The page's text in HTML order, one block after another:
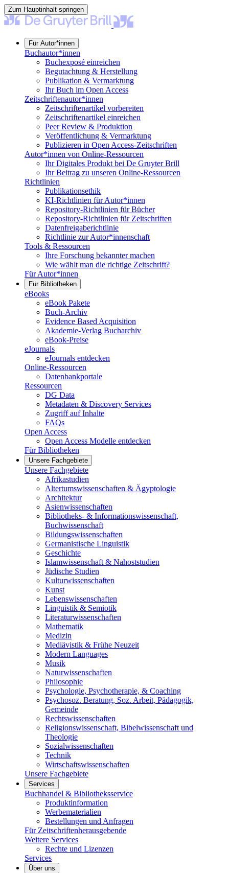
Zum Hauptinhalt springen
Für Autor*innen
Buchautor*innen
Buchexposé einreichen
Begutachtung & Herstellung
Publikation & Vermarktung
Ihr Buch im Open Access
Zeitschriftenautor*innen
Zeitschriftenartikel vorbereiten
Zeitschriftenartikel einreichen
Peer Review & Produktion
Veröffentlichung & Vermarktung
Publizieren in Open Access-Zeitschriften
Autor*innen von Online-Ressourcen
Ihr Digitales Produkt bei De Gruyter Brill
Ihr Beitrag zu unseren Online-Ressourcen
Richtlinien
Publikationsethik
KI-Richtlinien für Autor*innen
Repository-Richtlinien für Bücher
Repository-Richtlinien für Zeitschriften
Datenfreigaberichtlinie
Richtlinie zur Autor*innenschaft
Tools & Ressourcen
Ihre Forschung bekannter machen
Wie wählt man die richtige Zeitschrift?
Für Autor*innen
Für Bibliotheken
eBooks
eBook Pakete
Buch-Archiv
Evidence Based Acquisition
Akademie-Verlag Bucharchiv
eBook-Preise
eJournals
eJournals entdecken
Online-Ressourcen
Datenbankportale
Ressourcen
DG Data
Metadaten & Discovery Services
Zugriff auf Inhalte
FAQs
Open Access
Open Access Modelle entdecken
Für Bibliotheken
Unsere Fachgebiete
Unsere Fachgebiete
Afrikastudien
Altertumswissenschaften & Ägyptologie
Architektur
Asienwissenschaften
Bibliotheks- & Informationswissenschaft,
Buchwissenschaft
Bildungswissenschaften
Germanistische Linguistik
Geschichte
Islamwissenschaft & Nahoststudien
Jüdische Studien
Kulturwissenschaften
Kunst
Lebenswissenschaften
Linguistik & Semiotik
Literaturwissenschaften
Mathematik
Medizin
Mediävistik & Frühe Neuzeit
Modern Languages
Musik
Naturwissenschaften
Philosophie
Psychologie, Psychotherapie, & Coaching
Psychosoz. Beratung, Soz. Arbeit, Pädagogik,
Gemeinde
Rechtswissenschaften
Religionswissenschaft, Bibelwissenschaft und
Theologie
Sozialwissenschaften
Technik
Wirtschaftswissenschaften
Unsere Fachgebiete
Services
Buchhandel & Bibliotheksservice
Produktinformation
Werbematerialien
Bestellungen und Anfragen
Für Zeitschriftenherausgebende
Weitere Services
Rechte und Lizenzen
Services
Über uns